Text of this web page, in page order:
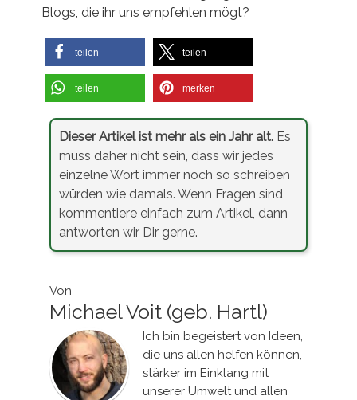
Blogs, die ihr uns empfehlen mögt?
teilen teilen
teilen merken
Dieser Artikel ist mehr als ein Jahr alt. Es
muss daher nicht sein, dass wir jedes
einzelne Wort immer noch so schreiben
würden wie damals. Wenn Fragen sind,
kommentiere einfach zum Artikel, dann
antworten wir Dir gerne.
Von
Michael Voit (geb. Hartl)
Ich bin begeistert von Ideen,
die uns allen helfen können,
stärker im Einklang mit
unserer Umwelt und allen